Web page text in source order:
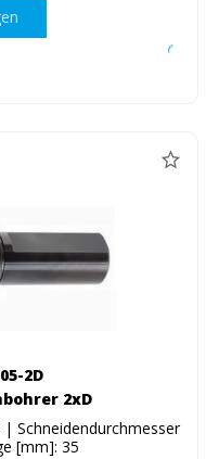
2D
2xD
Schneidendurchmesser
[mm]: 35